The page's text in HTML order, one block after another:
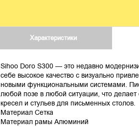
Характеристики
Sihoo Doro S300 — это недавно
себе высокое качество с визуально
новыми функциональными системами.
любой позе в любой ситуации, что
кресел и стульев для письменных столов.
Материал Сетка
Материал рамы Алюминий